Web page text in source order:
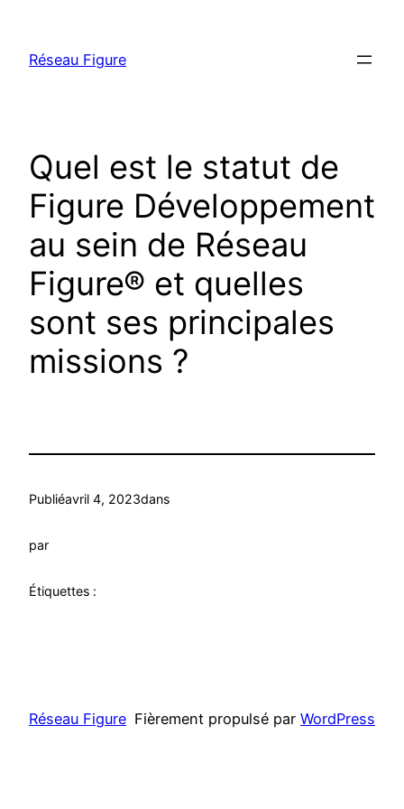
contenu
Réseau Figure
Quel est le statut de
Figure Développement
au sein de Réseau
Figure® et quelles
sont ses principales
missions ?
Publiéavril 4, 2023dans
par
Étiquettes :
Réseau Figure Fièrement propulsé par WordPress